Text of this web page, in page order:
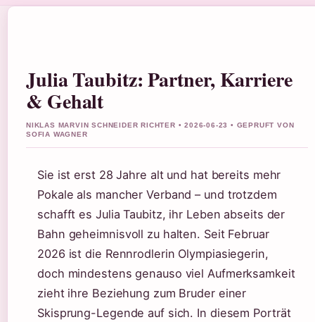
Julia Taubitz: Partner, Karriere
& Gehalt
NIKLAS MARVIN SCHNEIDER RICHTER • 2026-06-23 • GEPRUFT VON
SOFIA WAGNER
Sie ist erst 28 Jahre alt und hat bereits mehr
Pokale als mancher Verband – und trotzdem
schafft es Julia Taubitz, ihr Leben abseits der
Bahn geheimnisvoll zu halten. Seit Februar
2026 ist die Rennrodlerin Olympiasiegerin,
doch mindestens genauso viel Aufmerksamkeit
zieht ihre Beziehung zum Bruder einer
Skisprung-Legende auf sich. In diesem Porträt